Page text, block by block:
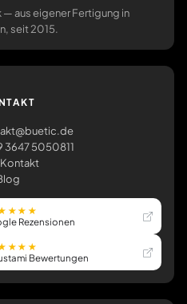
— aus eigener Fertigung in
seit 2015.
3647 5050811
Rezensionen
Bewertungen